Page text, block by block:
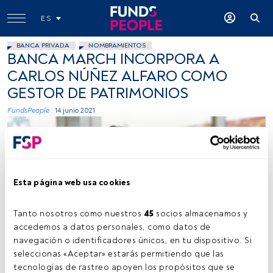
Esta página web usa cookies
Tanto nosotros como nuestros 45 socios almacenamos y
accedemos a datos personales, como datos de
navegación o identificadores únicos, en tu dispositivo. Si
seleccionas «Aceptar» estarás permitiendo que las
tecnologías de rastreo apoyen los propósitos que se
ES
BANCA PRIVADA NOMBRAMIENTOS
BANCA MARCH INCORPORA A
CARLOS NÚÑEZ ALFARO COMO
GESTOR DE PATRIMONIOS
FundsPeople . 14 junio 2021
Carlos Nuñez Alfaro, Linkedin
Tiempo lectura: 1 min.